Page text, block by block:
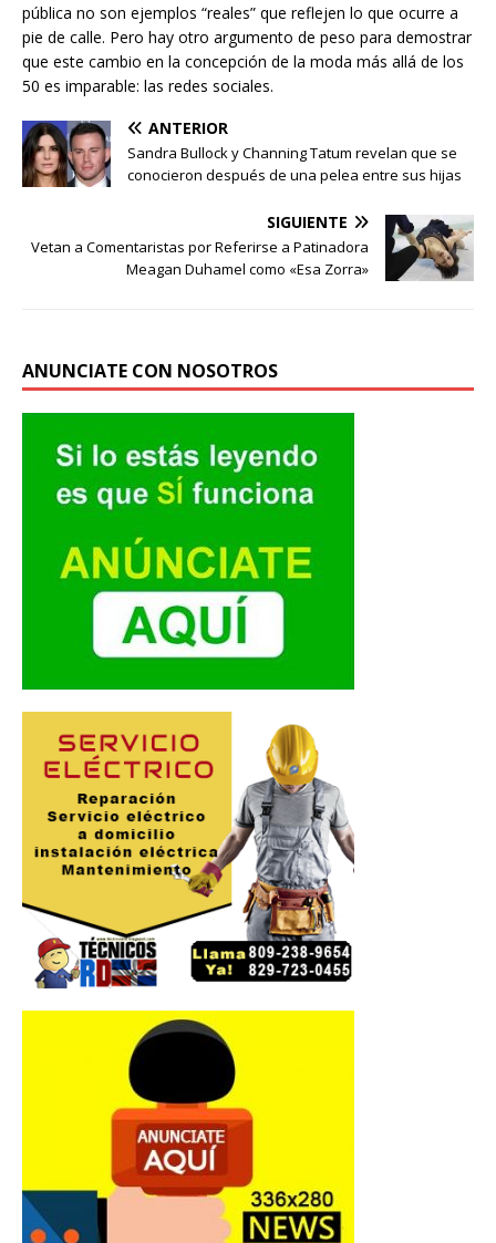
pública no son ejemplos “reales” que reflejen lo que ocurre a
pie de calle. Pero hay otro argumento de peso para demostrar
que este cambio en la concepción de la moda más allá de los
50 es imparable: las redes sociales.
ANTERIOR
Sandra Bullock y Channing Tatum revelan que se
conocieron después de una pelea entre sus hijas
SIGUIENTE
Vetan a Comentaristas por Referirse a Patinadora
Meagan Duhamel como «Esa Zorra»
ANUNCIATE CON NOSOTROS